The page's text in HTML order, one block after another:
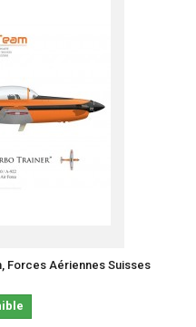
Forces Aériennes Suisses